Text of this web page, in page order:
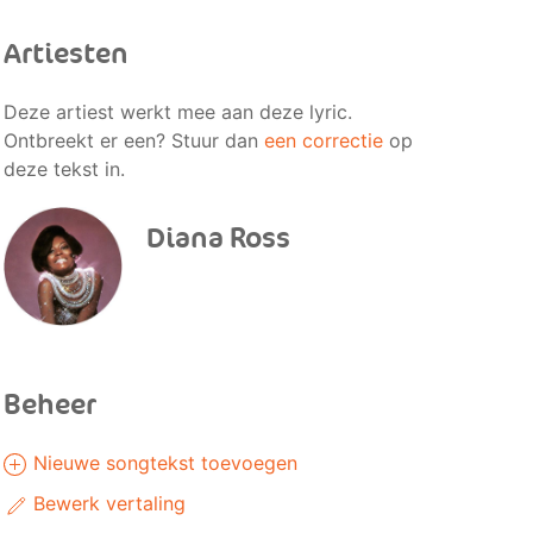
Artiesten
Deze artiest werkt mee aan deze lyric.
Ontbreekt er een? Stuur dan een correctieop
deze tekst in.
Diana Ross
Beheer
Nieuwe songtekst toevoegen
Bewerk vertaling